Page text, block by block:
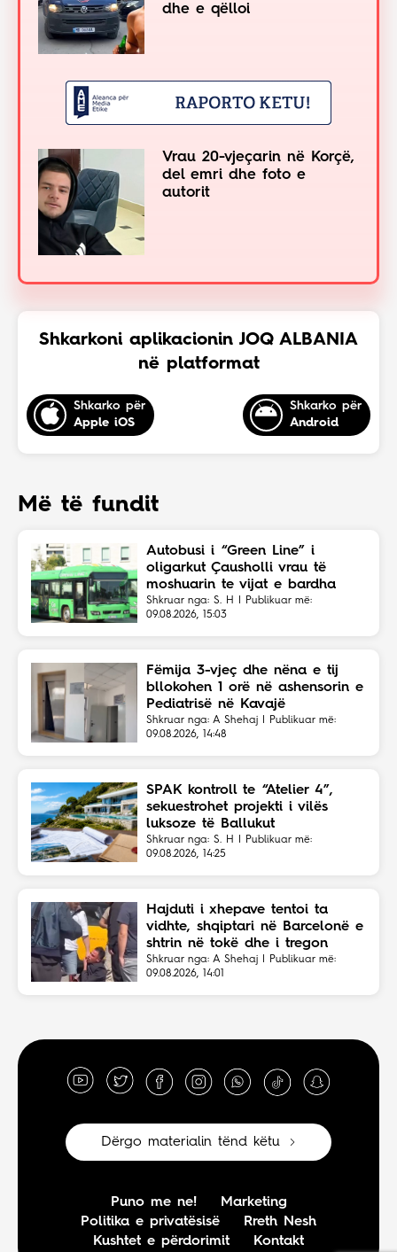
dhe e qëlloi
Vrau 20-vjeçarin në Korçë,
del emri dhe foto e
autorit
Shkarkoni aplikacionin JOQ ALBANIA
në platformat
Shkarko për
Apple iOS
Shkarko për
Android
Më të fundit
Autobusi i “Green Line” i
oligarkut Çausholli vrau të
moshuarin te vijat e bardha
Shkruar nga: S. H | Publikuar më:
09.08.2026, 15:03
Fëmija 3-vjeç dhe nëna e tij
bllokohen 1 orë në ashensorin e
Pediatrisë në Kavajë
Shkruar nga: A Shehaj | Publikuar më:
09.08.2026, 14:48
SPAK kontroll te “Atelier 4”,
sekuestrohet projekti i vilës
luksoze të Ballukut
Shkruar nga: S. H | Publikuar më:
09.08.2026, 14:25
Hajduti i xhepave tentoi ta
vidhte, shqiptari në Barcelonë e
shtrin në tokë dhe i tregon
vendin
Shkruar nga: A Shehaj | Publikuar më:
09.08.2026, 14:01
Dërgo materialin tënd këtu
Puno me ne!
Marketing
Politika e privatësisë
Rreth Nesh
Kushtet e përdorimit
Kontakt